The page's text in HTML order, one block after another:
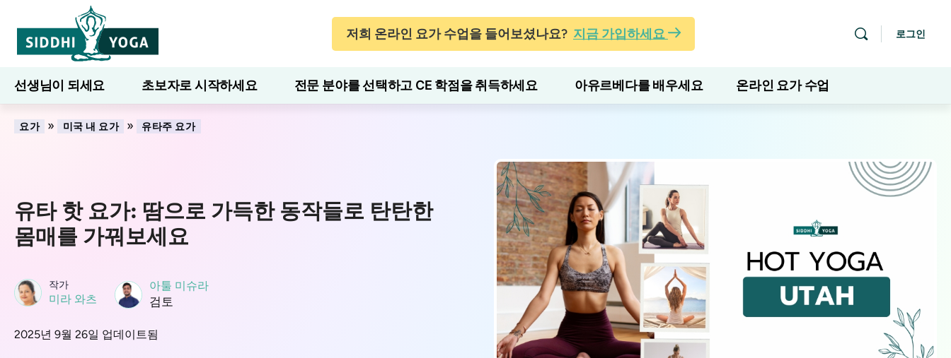
저희 온라인 요가 수업을 들어보셨나요? 지금 가입하세요 로그인
선생님이 되세요 초보자로 시작하세요 전문 분야를 선택하고 CE 학점을 취득하세요 아유르베다를 배우세요 온라인 요가 수업
7일간의 웰니스 블로그
요가 » 미국 내 요가 » 유타주 요가
유타 핫 요가: 땀으로 가득한 동작들로 탄탄한
몸매를 가꿔보세요
작가
미라 와츠
아툴 미슈라
검토
2025년 9월 26일 업데이트됨